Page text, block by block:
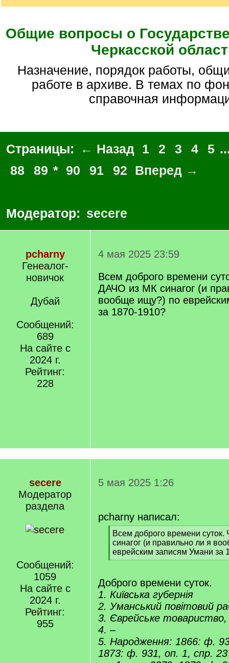
Общие вопросы о
Черкасской
Назначение, порядок работы, общие вопросы по
работе в архиве. В темах по
справочная
Страницы: ← Назад 1 2 3 4 5
88
89 * 90 91 92 Вперед →
Модератор: secere
pcharny
Генеалог-
новичок
Дубай
Сообщений:
689
На сайте с
2024 г.
Рейтинг:
228
4 мая 2025 23:59
Всем доброго времени
ДАЧО из МК синагог (и
вообще ищу?) по
за 1870-1910?
secere
Модератор
раздела
Сообщений:
1059
На сайте с
2024 г.
Рейтинг:
955
5 мая 2025 1:26
pcharny написал:
[
q
]
Всем доброго времени
синагог (и правильно ли я
еврейским записям Умани за
[
q
]
Доброго времени суток.
1. Київська губернія
2. Уманський повітовий
3. Єврейське
4. –
5. Народження: 1866: ф.
1873: ф. 931, оп. 1, спр.